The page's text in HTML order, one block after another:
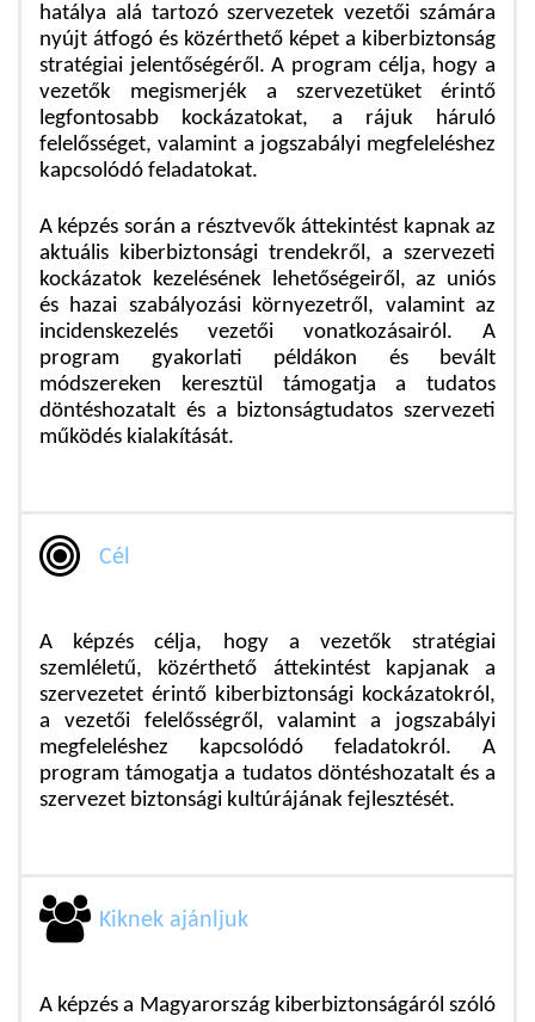
hatálya alá tartozó szervezetek vezetői számára
nyújt átfogó és közérthető képet a kiberbiztonság
stratégiai jelentőségéről. A program célja, hogy a
vezetők megismerjék a szervezetüket érintő
legfontosabb kockázatokat, a rájuk háruló
felelősséget, valamint a jogszabályi megfeleléshez
kapcsolódó feladatokat.
A képzés során a résztvevők áttekintést kapnak az
aktuális kiberbiztonsági trendekről, a szervezeti
kockázatok kezelésének lehetőségeiről, az uniós
és hazai szabályozási környezetről, valamint az
incidenskezelés vezetői vonatkozásairól. A
program gyakorlati példákon és bevált
módszereken keresztül támogatja a tudatos
döntéshozatalt és a biztonságtudatos szervezeti
működés kialakítását.
Cél
A képzés célja, hogy a vezetők stratégiai
szemléletű, közérthető áttekintést kapjanak a
szervezetet érintő kiberbiztonsági kockázatokról,
a vezetői felelősségről, valamint a jogszabályi
megfeleléshez kapcsolódó feladatokról. A
program támogatja a tudatos döntéshozatalt és a
szervezet biztonsági kultúrájának fejlesztését.
Kiknek ajánljuk
A képzés a Magyarország kiberbiztonságáról szóló